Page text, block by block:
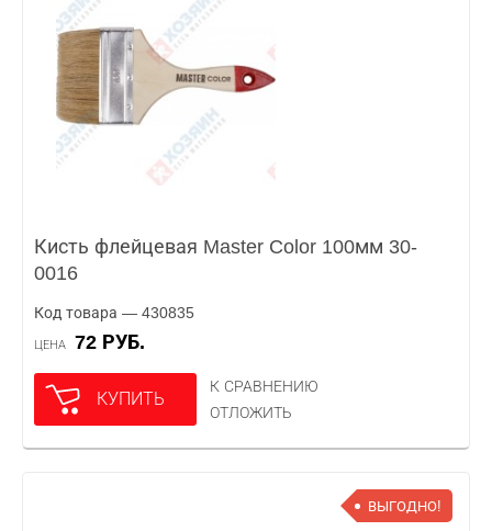
Кисть флейцевая Master Color 100мм 30-
0016
Код товара — 430835
ЦЕНА 72 РУБ.
КУПИТЬ
К СРАВНЕНИЮ
ОТЛОЖИТЬ
ВЫГОДНО!